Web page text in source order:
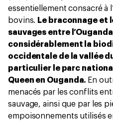
essentiellement consacré à
bovins. Le braconnage et
sauvages entre
considérablement la
occidentale de la vallée
particulier le parc
Queen en Ouganda. En
menacés par les conflits
sauvage, ainsi que par les
empoisonnements utilisés